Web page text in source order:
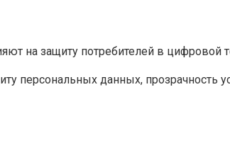
на защиту потребителей в цифровой
персональных данных, прозрачность